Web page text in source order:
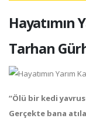
Hayatımın
Tarhan
“Ölü bir kedi
Gerçekte bana